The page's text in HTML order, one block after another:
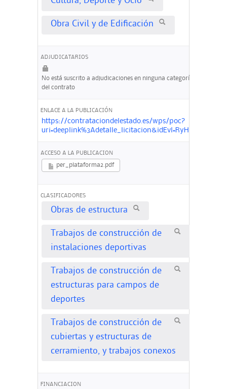
Obra Civil y de Edificación
ADJUDICATARIOS
No está suscrito a adjudicaciones en ninguna categoría
del contrato
ENLACE A LA PUBLICACIÓN
https://contrataciondelestado.es/wps/poc?
ACCESO A LA PUBLICACION
per_plataforma2.pdf
CLASIFICADORES
Obras de estructura
Trabajos de construcción de
instalaciones deportivas
Trabajos de construcción de
estructuras para campos de
deportes
Trabajos de construcción de
cubiertas y estructuras de
cerramiento, y trabajos conexos
FINANCIACION